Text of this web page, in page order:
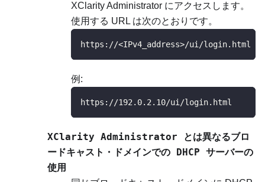
XClarity Administrator にアクセスします。
使用する URL は次のとおりです。
https://<IPv4_address>/ui/login.html
例:
https://192.0.2.10/ui/login.html
XClarity Administrator とは異なるブロ
ードキャスト・ドメインでの DHCP サーバーの
使用